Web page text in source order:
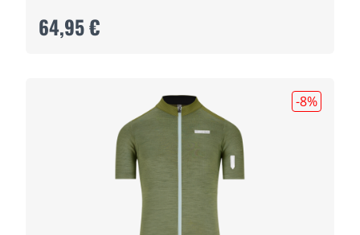
64,95 €
-8%